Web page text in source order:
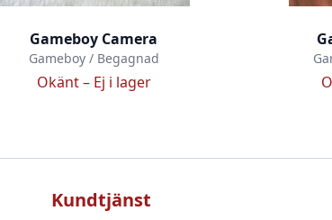
Gameboy Camera
Gameboy / Begagnad
Okänt – Ej i lager
Kundtjänst